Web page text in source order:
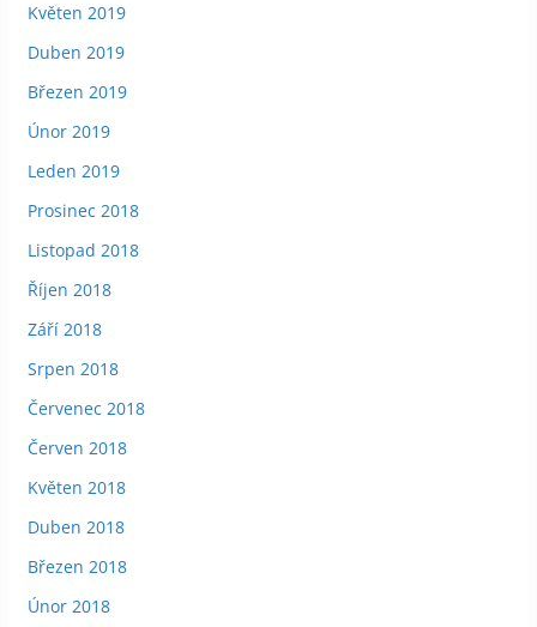
Květen 2019
Duben 2019
Březen 2019
Únor 2019
Leden 2019
Prosinec 2018
Listopad 2018
Říjen 2018
Září 2018
Srpen 2018
Červenec 2018
Červen 2018
Květen 2018
Duben 2018
Březen 2018
Únor 2018